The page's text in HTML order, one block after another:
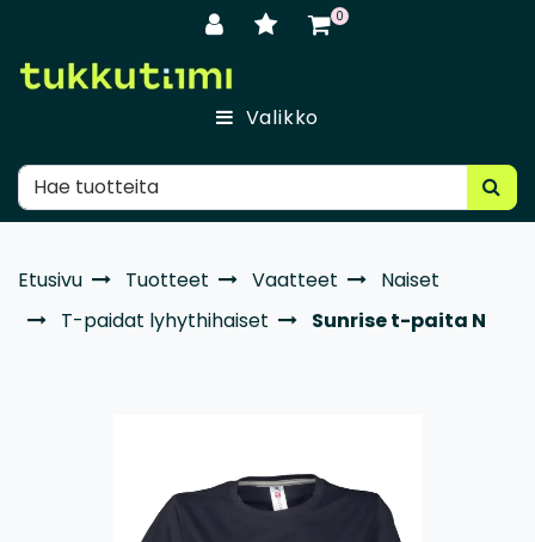
0
Valikko
Etusivu Tuotteet Vaatteet
Naiset
T-paidat lyhythihaiset
Sunrise t-paita N